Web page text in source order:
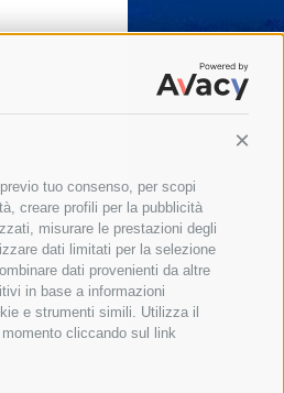
tuo consenso, per scopi
creare profili per la pubblicità
misurare le prestazioni degli
dati limitati per la selezione
dati provenienti da altre
in base a informazioni
e strumenti simili. Utilizza il
cliccando sul link